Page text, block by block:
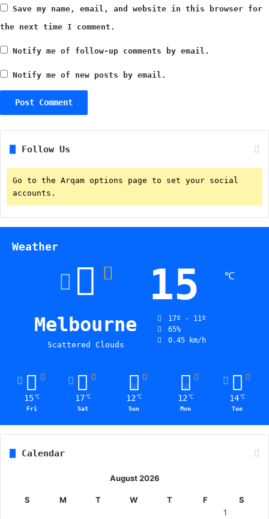
Save my name, email, and website in this browser for
the next time I comment.
Notify me of follow-up comments by email.
Notify me of new posts by email.
Follow Us
Go to the Arqam options page to set your social
accounts.
Weather
Melbourne
Scattered Clouds
15 ℃
17º - 11º
65%
0.45 km/h
15 ℃
Fri
17 ℃
Sat
12 ℃
Sun
12 ℃
Mon
14 ℃
Tue
Calendar
August 2026
S M T W T F
S
1